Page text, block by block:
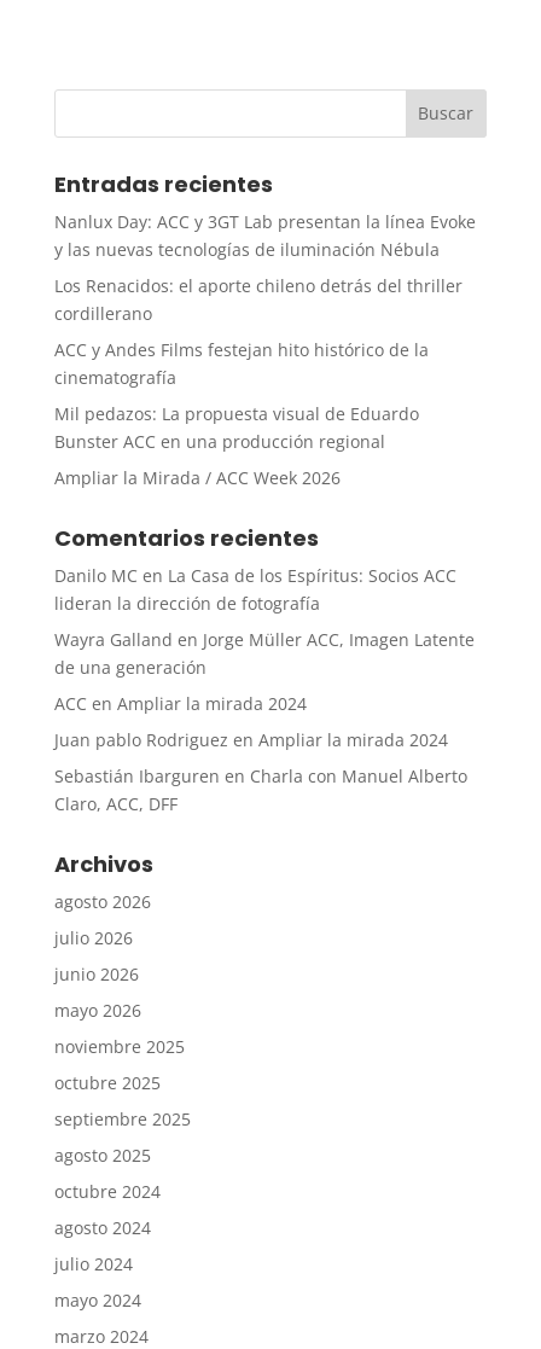
Entradas recientes
Nanlux Day: ACC y 3GT Lab presentan la línea Evoke
y las nuevas tecnologías de iluminación Nébula
Los Renacidos: el aporte chileno detrás del thriller
cordillerano
ACC y Andes Films festejan hito histórico de la
cinematografía
Mil pedazos: La propuesta visual de Eduardo
Bunster ACC en una producción regional
Ampliar la Mirada / ACC Week 2026
Comentarios recientes
Danilo MC en La Casa de los Espíritus: Socios ACC
lideran la dirección de fotografía
Wayra Galland en Jorge Müller ACC, Imagen Latente
de una generación
ACC en Ampliar la mirada 2024
Juan pablo Rodriguez en Ampliar la mirada 2024
Sebastián Ibarguren en Charla con Manuel Alberto
Claro, ACC, DFF
Archivos
agosto 2026
julio 2026
junio 2026
mayo 2026
noviembre 2025
octubre 2025
septiembre 2025
agosto 2025
octubre 2024
agosto 2024
julio 2024
mayo 2024
marzo 2024